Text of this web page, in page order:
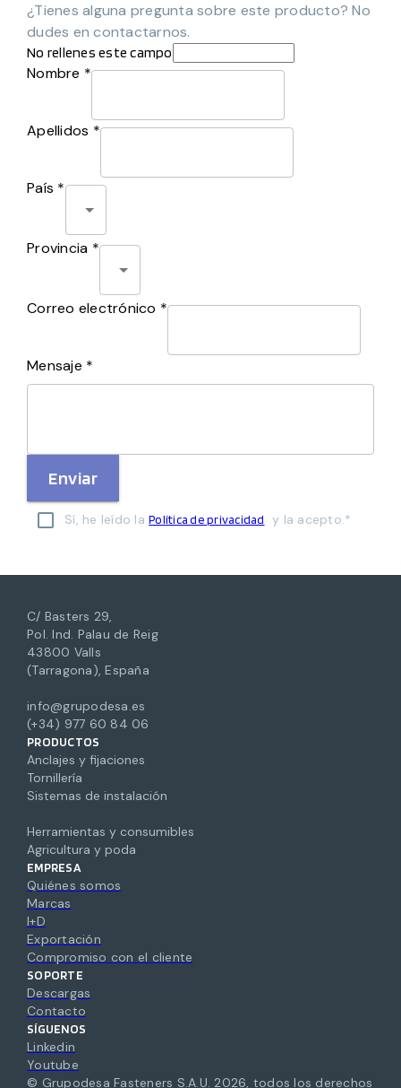
¿Tienes alguna pregunta sobre este producto? No
dudes en contactarnos.
No rellenes este campo
Nombre *
Apellidos *
País *
Provincia *
Correo electrónico *
Mensaje *
Enviar
Sí, he leído la Política de privacidad y la acepto.*
C/ Basters 29,
Pol. Ind. Palau de Reig
43800 Valls
(Tarragona), España
info@grupodesa.es
(+34) 977 60 84 06
PRODUCTOS
Anclajes y fijaciones
Tornillería
Sistemas de instalación
Herramientas y consumibles
Agricultura y poda
EMPRESA
Quiénes somos
Marcas
I+D
Exportación
Compromiso con el cliente
SOPORTE
Descargas
Contacto
SÍGUENOS
Linkedin
Youtube
© Grupodesa Fasteners S.A.U. 2026, todos los derechos